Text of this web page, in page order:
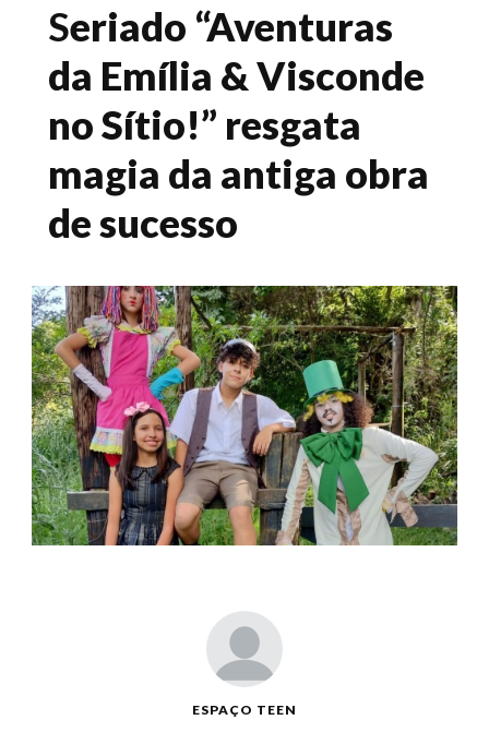
Seriado “Aventuras
da Emília & Visconde
no Sítio!” resgata
magia da antiga obra
de sucesso
ESPAÇO TEEN